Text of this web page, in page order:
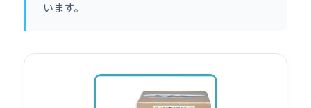
います。